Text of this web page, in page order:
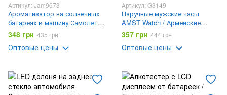
Артикул: Jam9673
Ароматизатор на солнечных
батареях в машину Самолет
истребитель с турбинами
348 грн 435 грн
Оптовые цены
Артикул: G3149
Наручные мужские часы
AMST Watch / Армейские
мужские часы с подстветкой
влагостойкие
357 грн 444 грн
Оптовые цены